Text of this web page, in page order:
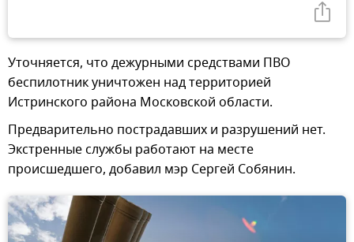
Уточняется, что дежурными средствами ПВО
беспилотник уничтожен над территорией
Истринского района Московской области.
Предварительно пострадавших и разрушений нет.
Экстренные службы работают на месте
происшедшего, добавил мэр Сергей Собянин.